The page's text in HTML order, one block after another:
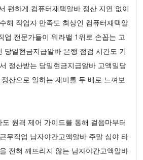
편하게 컴퓨터재택알바 정산 지연 없이
해 작업자 만족도 최상인 컴퓨터재택알
업 전문가들이 워라밸 1위로 손꼽는 고
당일현금지급알바 은행 점검 시간도 기
정산받는 당일현금지급알바 고액일당
산으로 일하는 재미를 두 배로 느껴보
원격 제어 가이드를 통해 걸음마부터
무직업 남자야간고액알바 주말 심야 타
전혀 깨뜨리지 않는 남자야간고액알바